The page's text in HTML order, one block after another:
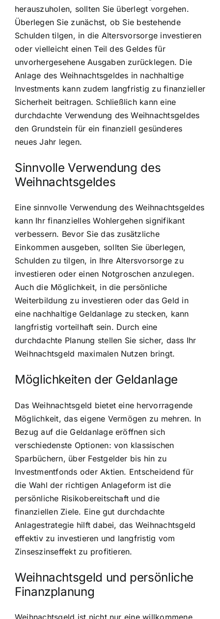
herauszuholen, sollten Sie überlegt vorgehen.
Überlegen Sie zunächst, ob Sie bestehende
Schulden tilgen, in die Altersvorsorge investieren
oder vielleicht einen Teil des Geldes für
unvorhergesehene Ausgaben zurücklegen. Die
Anlage des Weihnachtsgeldes in nachhaltige
Investments kann zudem langfristig zu finanzieller
Sicherheit beitragen. Schließlich kann eine
durchdachte Verwendung des Weihnachtsgeldes
den Grundstein für ein finanziell gesünderes
neues Jahr legen.
Sinnvolle Verwendung des
Weihnachtsgeldes
Eine sinnvolle Verwendung des Weihnachtsgeldes
kann Ihr finanzielles Wohlergehen signifikant
verbessern. Bevor Sie das zusätzliche
Einkommen ausgeben, sollten Sie überlegen,
Schulden zu tilgen, in Ihre Altersvorsorge zu
investieren oder einen Notgroschen anzulegen.
Auch die Möglichkeit, in die persönliche
Weiterbildung zu investieren oder das Geld in
eine nachhaltige Geldanlage zu stecken, kann
langfristig vorteilhaft sein. Durch eine
durchdachte Planung stellen Sie sicher, dass Ihr
Weihnachtsgeld maximalen Nutzen bringt.
Möglichkeiten der Geldanlage
Das Weihnachtsgeld bietet eine hervorragende
Möglichkeit, das eigene Vermögen zu mehren. In
Bezug auf die Geldanlage eröffnen sich
verschiedenste Optionen: von klassischen
Sparbüchern, über Festgelder bis hin zu
Investmentfonds oder Aktien. Entscheidend für
die Wahl der richtigen Anlageform ist die
persönliche Risikobereitschaft und die
finanziellen Ziele. Eine gut durchdachte
Anlagestrategie hilft dabei, das Weihnachtsgeld
effektiv zu investieren und langfristig vom
Zinseszinseffekt zu profitieren.
Weihnachtsgeld und persönliche
Finanzplanung